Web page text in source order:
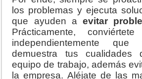
los problemas y ejecuta
que ayuden aevitar
Prácticamente,
independientemente
demuestra tus cualidades
equipo de trabajo, además
la empresa. Aléjate de las